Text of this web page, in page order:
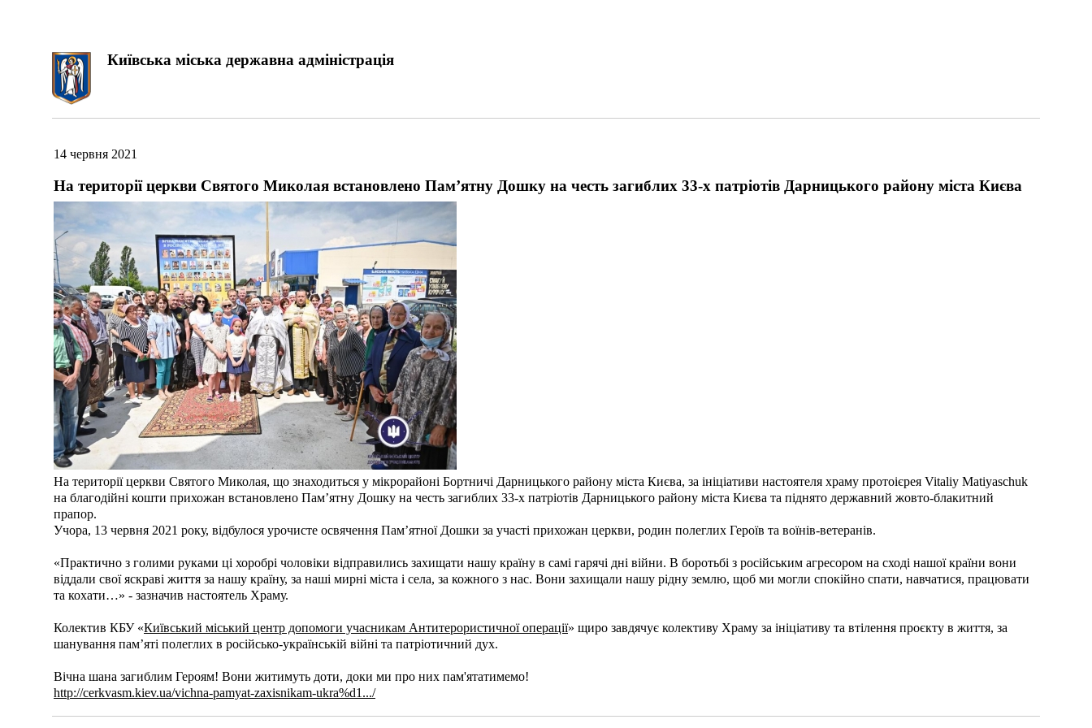
Київська міська державна адміністрація
14 червня 2021
На території церкви Святого Миколая встановлено Пам’ятну Дошку на честь загиблих 33-х патріотів Дарницького району міста Києва
На території церкви Святого Миколая, що знаходиться у мікрорайоні Бортничі Дарницького району міста Києва, за ініціативи настоятеля храму протоієрея Vitaliy Matiyaschuk
на благодійні кошти прихожан встановлено Пам’ятну Дошку на честь загиблих 33-х патріотів Дарницького району міста Києва та піднято державний жовто-блакитний
прапор.
Учора, 13 червня 2021 року, відбулося урочисте освячення Пам’ятної Дошки за участі прихожан церкви, родин полеглих Героїв та воїнів-ветеранів.
«Практично з голими руками ці хоробрі чоловіки відправились захищати нашу країну в самі гарячі дні війни. В боротьбі з російським агресором на сході нашої країни вони
віддали свої яскраві життя за нашу країну, за наші мирні міста і села, за кожного з нас. Вони захищали нашу рідну землю, щоб ми могли спокійно спати, навчатися, працювати
та кохати…» - зазначив настоятель Храму.
Колектив КБУ «Київський міський центр допомоги учасникам Антитерористичної операції» щиро завдячує колективу Храму за ініціативу та втілення проєкту в життя, за
шанування пам’яті полеглих в російсько-українській війні та патріотичний дух.
Вічна шана загиблим Героям! Вони житимуть доти, доки ми про них пам'ятатимемо!
http://cerkvasm.kiev.ua/vichna-pamyat-zaxisnikam-ukra%d1.../